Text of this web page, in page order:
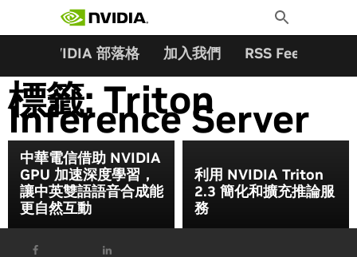
Toggle
Search
NVIDIA 部落格 加入我們 RSS Feeds
標籤:Triton
Inference Server
中華電信借助 NVIDIA
GPU 加速深度學習，
讓中英雙語語音合成能
更自然互動
利用 NVIDIA Triton
2.3 簡化和擴充推論服
務